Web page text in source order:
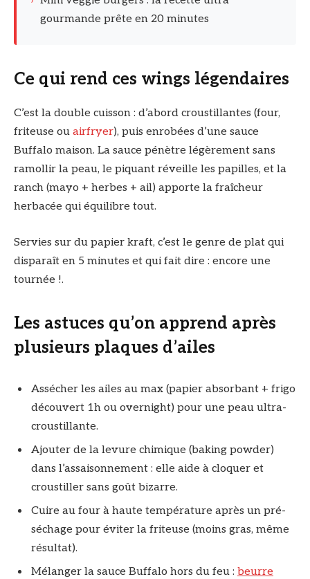
gourmande prête en 20 minutes
Ce qui rend ces wings légendaires
C’est la double cuisson : d’abord croustillantes (four,
friteuse ou airfryer), puis enrobées d’une sauce
Buffalo maison. La sauce pénètre légèrement sans
ramollir la peau, le piquant réveille les papilles, et la
ranch (mayo + herbes + ail) apporte la fraîcheur
herbacée qui équilibre tout.
Servies sur du papier kraft, c’est le genre de plat qui
disparaît en 5 minutes et qui fait dire : encore une
tournée !.
Les astuces qu’on apprend après
plusieurs plaques d’ailes
Assécher les ailes au max (papier absorbant + frigo
découvert 1h ou overnight) pour une peau ultra-
croustillante.
Ajouter de la levure chimique (baking powder)
dans l’assaisonnement : elle aide à cloquer et
croustiller sans goût bizarre.
Cuire au four à haute température après un pré-
séchage pour éviter la friteuse (moins gras, même
résultat).
Mélanger la sauce Buffalo hors du feu : beurre